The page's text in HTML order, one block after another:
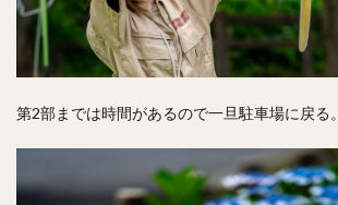
第2部までは時間があるので一旦駐車場に戻る。